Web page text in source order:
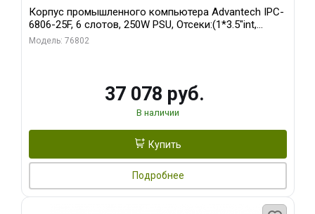
Корпус промышленного компьютера Advantech IPC-
6806-25F, 6 слотов, 250W PSU, Отсеки:(1*3.5"int,
1*3.5"ext)
Модель: 76802
37 078 руб.
В наличии
Купить
Подробнее